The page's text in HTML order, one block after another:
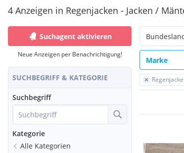
4 Anzeigen in Regenjacken - Jacken /
Suchagent aktivieren
Neue Anzeigen per Benachrichtigung!
SUCHBEGRIFF & KATEGORIE
Suchbegriff
Kategorie
Alle Kategorien
Marke